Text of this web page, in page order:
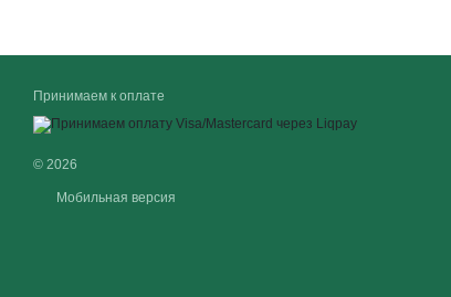
Принимаем к оплате
© 2026
Мобильная версия